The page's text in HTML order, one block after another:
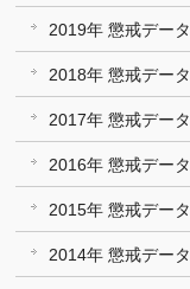
2019年 懲戒データ
2018年 懲戒データ
2017年 懲戒データ
2016年 懲戒データ
2015年 懲戒データ
2014年 懲戒データ